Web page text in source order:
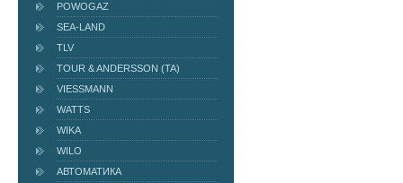
POWOGAZ
SEA-LAND
TLV
TOUR & ANDERSSON (TA)
VIESSMANN
WATTS
WIKA
WILO
АВТОМАТИКА